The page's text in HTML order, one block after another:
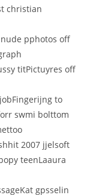
christian
pphotos off
titPictuyres off
to
swmi bolttom
2007 jjelsoft
teenLaaura
gpsselin